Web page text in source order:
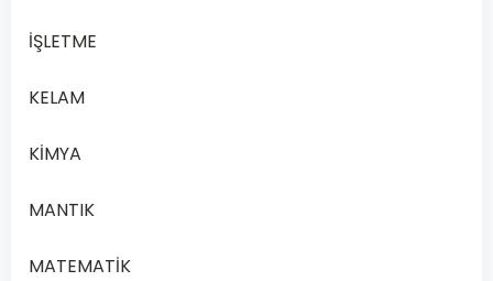
İŞLETME
KELAM
KİMYA
MANTIK
MATEMATİK